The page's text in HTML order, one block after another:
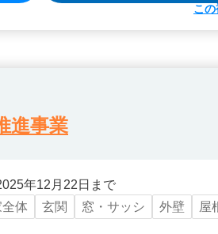
こ
進事業
年12月22日まで
全体 玄関 窓・サッシ 外壁 屋